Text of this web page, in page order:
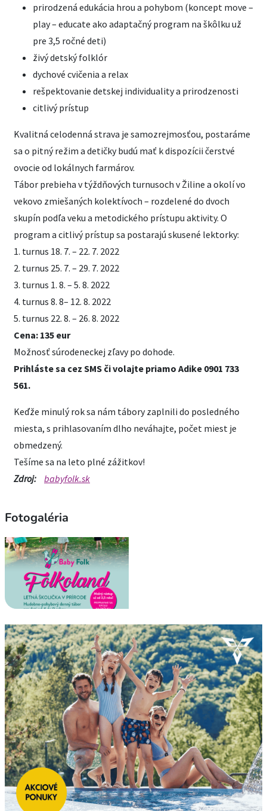
prirodzená edukácia hrou a pohybom (koncept move –
play – educate ako adaptačný program na škôlku už
pre 3,5 ročné deti)
živý detský folklór
dychové cvičenia a relax
rešpektovanie detskej individuality a prirodzenosti
citlivý prístup
Kvalitná celodenná strava je samozrejmosťou, postaráme
sa o pitný režim a detičky budú mať k dispozícii čerstvé
ovocie od lokálnych farmárov.
Tábor prebieha v týždňových turnusoch v Žiline a okolí vo
vekovo zmiešaných kolektívoch – rozdelené do dvoch
skupín podľa veku a metodického prístupu aktivity. O
program a citlivý prístup sa postarajú skusené lektorky:
1. turnus 18. 7. – 22. 7. 2022
2. turnus 25. 7. – 29. 7. 2022
3. turnus 1. 8. – 5. 8. 2022
4. turnus 8. 8– 12. 8. 2022
5. turnus 22. 8. – 26. 8. 2022
Cena: 135 eur
Možnosť súrodeneckej zľavy po dohode.
Prihláste sa cez SMS či volajte priamo Adike 0901 733
561.
Keďže minulý rok sa nám tábory zaplnili do posledného
miesta, s prihlasovaním dlho neváhajte, počet miest je
obmedzený.
Tešíme sa na leto plné zážitkov!
Zdroj:
babyfolk.sk
Fotogaléria